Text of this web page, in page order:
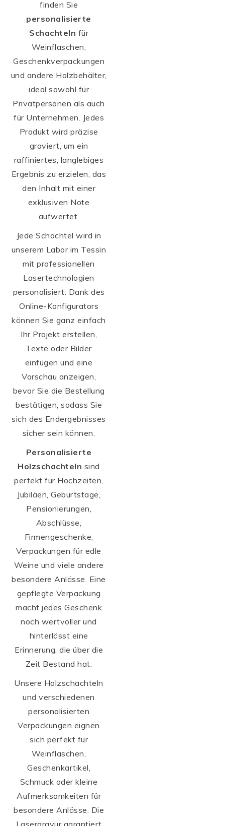
finden Sie
personalisierte
Schachteln für
Weinflaschen,
Geschenkverpackungen
und andere Holzbehälter,
ideal sowohl für
Privatpersonen als auch
für Unternehmen. Jedes
Produkt wird präzise
graviert, um ein
raffiniertes, langlebiges
Ergebnis zu erzielen, das
den Inhalt mit einer
exklusiven Note
aufwertet.
Jede Schachtel wird in
unserem Labor im Tessin
mit professionellen
Lasertechnologien
personalisiert. Dank des
Online-Konfigurators
können Sie ganz einfach
Ihr Projekt erstellen,
Texte oder Bilder
einfügen und eine
Vorschau anzeigen,
bevor Sie die Bestellung
bestätigen, sodass Sie
sich des Endergebnisses
sicher sein können.
Personalisierte
Holzschachteln sind
perfekt für Hochzeiten,
Jubiläen, Geburtstage,
Pensionierungen,
Abschlüsse,
Firmengeschenke,
Verpackungen für edle
Weine und viele andere
besondere Anlässe. Eine
gepflegte Verpackung
macht jedes Geschenk
noch wertvoller und
hinterlässt eine
Erinnerung, die über die
Zeit Bestand hat.
Unsere Holzschachteln
und verschiedenen
personalisierten
Verpackungen eignen
sich perfekt für
Weinflaschen,
Geschenkartikel,
Schmuck oder kleine
Aufmerksamkeiten für
besondere Anlässe. Die
Lasergravur garantiert